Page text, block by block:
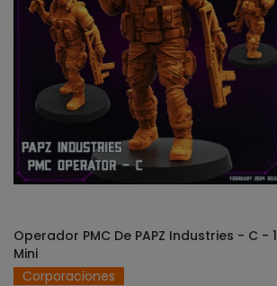
SELECCIONAR OPCIONES
Operador PMC De PAPZ Industries - C - 1
Mini
Corporaciones